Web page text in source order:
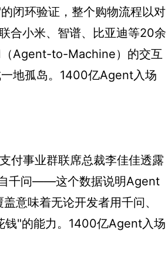
闭环验证，整个购物流程以对
合小米、智谱、比亚迪等20余
Agent-to-Machine）的交互
地孤岛。1400亿Agent入场
付事业群联席总裁李佳佳透露
千问——这个数据说明Agent
意味着无论开发者用千问、
钱"的能力。1400亿Agent入场